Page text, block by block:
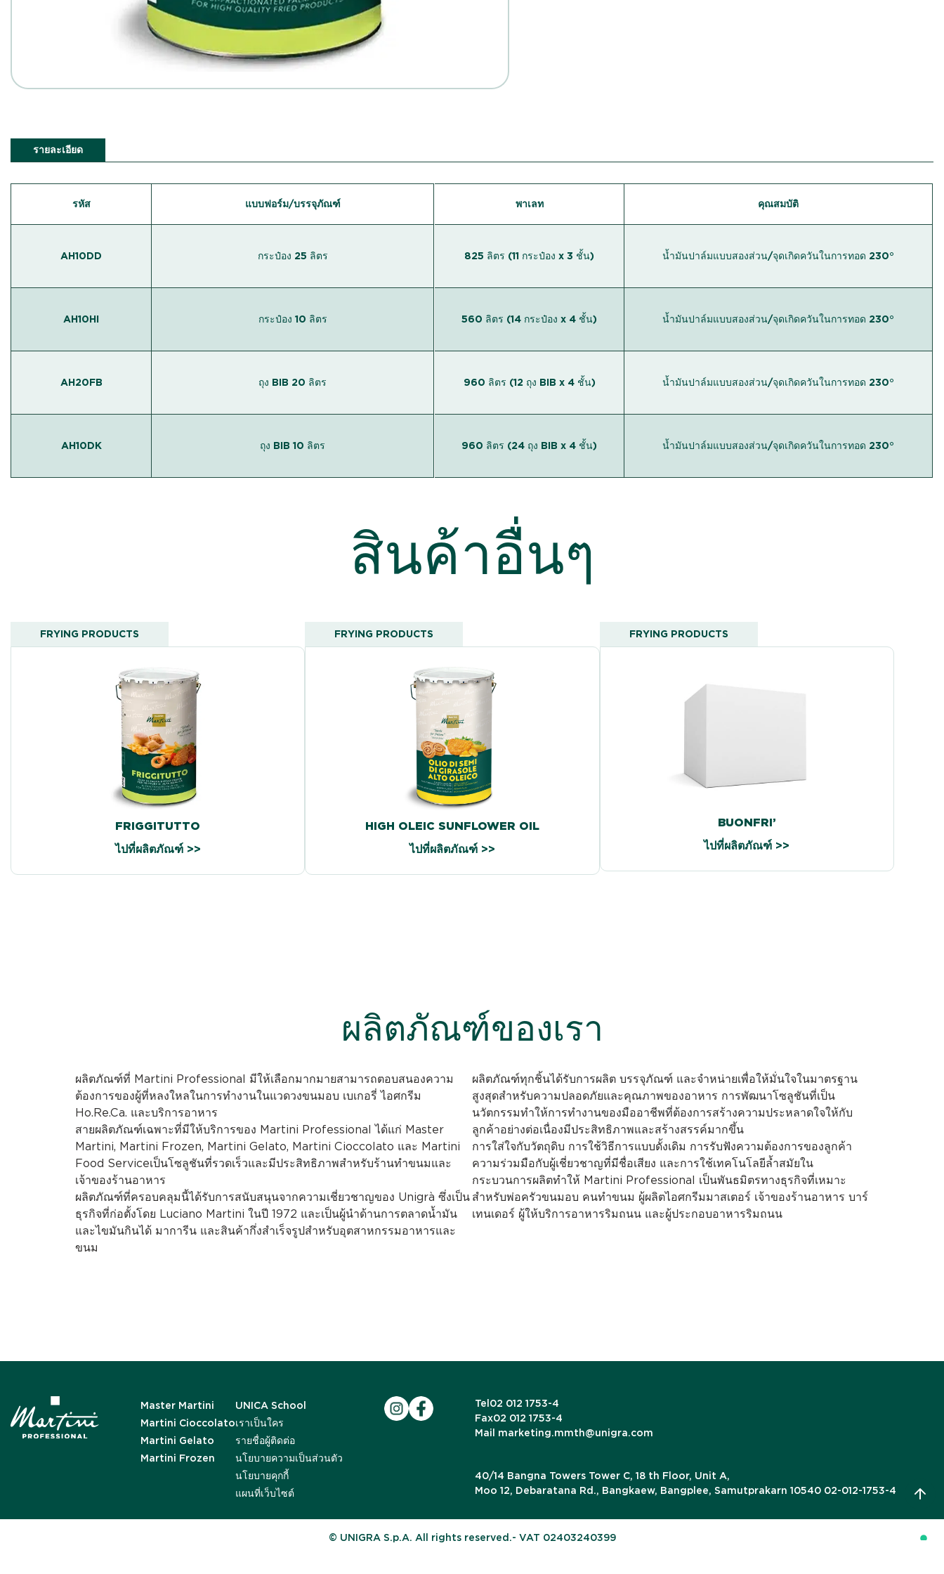
รายละเอียด
รหัส แบบฟอร์ม/บรรจุภัณฑ์
AH10DD กระป๋อง 25 ลิตร
AH10HI กระป๋อง 10 ลิตร
AH20FB ถุง BIB 20 ลิตร
AH10DK ถุง BIB 10 ลิตร
พาเลท คุณสมบัติ
825 ลิตร (11 กระป๋อง x 3 ชั้น) น้ำมันปาล์มแบบสองส่วน/จุดเกิดควันในการทอด 230°
560 ลิตร (14 กระป๋อง x 4 ชั้น) น้ำมันปาล์มแบบสองส่วน/จุดเกิดควันในการทอด 230°
960 ลิตร (12 ถุง BIB x 4 ชั้น) น้ำมันปาล์มแบบสองส่วน/จุดเกิดควันในการทอด 230°
960 ลิตร (24 ถุง BIB x 4 ชั้น) น้ำมันปาล์มแบบสองส่วน/จุดเกิดควันในการทอด 230°
สินค้าอื่นๆ
FRYING PRODUCTS
FRIGGITUTTO
ไปที่ผลิตภัณฑ์ >>
FRYING PRODUCTS
HIGH OLEIC SUNFLOWER OIL
ไปที่ผลิตภัณฑ์ >>
FRYING PRODUCTS
BUONFRI’
ไปที่ผลิตภัณฑ์ >>
ผลิตภัณฑ์ของเรา
ผลิตภัณฑ์ที่ Martini Professional มีให้เลือกมากมายสามารถตอบสนองความ
ต้องการของผู้ที่หลงใหลในการทำงานในแวดวงขนมอบ เบเกอรี่ ไอศกรีม
Ho.Re.Ca. และบริการอาหาร
สายผลิตภัณฑ์เฉพาะที่มีให้บริการของ Martini Professional ได้แก่ Master
Martini, Martini Frozen, Martini Gelato, Martini Cioccolato และ Martini
Food Serviceเป็นโซลูชันที่รวดเร็วและมีประสิทธิภาพสำหรับร้านทำขนมและ
เจ้าของร้านอาหาร
ผลิตภัณฑ์ที่ครอบคลุมนี้ได้รับการสนับสนุนจากความเชี่ยวชาญของ Unigrà ซึ่งเป็น
ธุรกิจที่ก่อตั้งโดย Luciano Martini ในปี 1972 และเป็นผู้นำด้านการตลาดน้ำมัน
และไขมันกินได้ มาการีน และสินค้ากึ่งสำเร็จรูปสำหรับอุตสาหกรรมอาหารและ
ขนม
ผลิตภัณฑ์ทุกชิ้นได้รับการผลิต บรรจุภัณฑ์ และจำหน่ายเพื่อให้มั่นใจในมาตรฐาน
สูงสุดสำหรับความปลอดภัยและคุณภาพของอาหาร การพัฒนาโซลูชันที่เป็น
นวัตกรรมทำให้การทำงานของมืออาชีพที่ต้องการสร้างความประหลาดใจให้กับ
ลูกค้าอย่างต่อเนื่องมีประสิทธิภาพและสร้างสรรค์มากขึ้น
การใส่ใจกับวัตถุดิบ การใช้วิธีการแบบดั้งเดิม การรับฟังความต้องการของลูกค้า
ความร่วมมือกับผู้เชี่ยวชาญที่มีชื่อเสียง และการใช้เทคโนโลยีล้ำสมัยใน
กระบวนการผลิตทำให้ Martini Professional เป็นพันธมิตรทางธุรกิจที่เหมาะ
สำหรับพ่อครัวขนมอบ คนทำขนม ผู้ผลิตไอศกรีมมาสเตอร์ เจ้าของร้านอาหาร บาร์
เทนเดอร์ ผู้ให้บริการอาหารริมถนน และผู้ประกอบอาหารริมถนน
Master Martini
Martini Cioccolato
Martini Gelato
Martini Frozen
UNICA School
เราเป็นใคร
รายชื่อผู้ติดต่อ
นโยบายความเป็นส่วนตัว
นโยบายคุกกี้
แผนที่เว็บไซต์
Tel 02 012 1753-4
Fax02 012 1753-4
Mail marketing.mmth@unigra.com
40/14 Bangna Towers Tower C, 18 th Floor, Unit A,
Moo 12, Debaratana Rd., Bangkaew, Bangplee, Samutprakarn 10540 02-012-1753-4
© UNIGRA S.p.A. All rights reserved.- VAT 02403240399